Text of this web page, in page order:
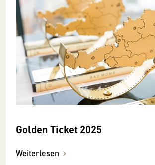
Golden Ticket 2025
Weiterlesen